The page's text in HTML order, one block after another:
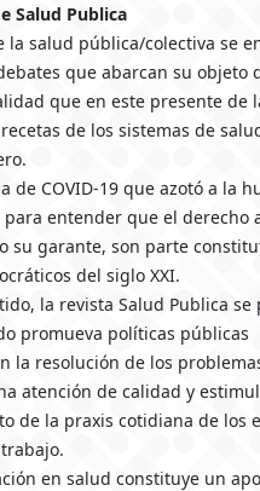
Salud Publica
la salud pública/colectiva se
que abarcan su objeto
que en este presente de
de los sistemas de
de COVID-19 que azotó a la
entender que el derecho
su garante, son parte
del siglo XXI.
la revista Salud Publica
promueva políticas públicas
la resolución de los
atención de calidad y
de la praxis cotidiana de los
en salud constituye un